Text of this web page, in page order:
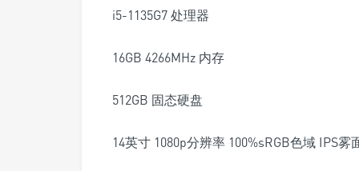
i5-1135G7 处理器
16GB 4266MHz 内存
512GB 固态硬盘
14英寸 1080p分辨率 100%sRGB色域 IPS雾